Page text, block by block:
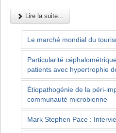
Lire la suite...
Le marché mondial du
Particularité
patients avec hypertrophie
Étiopathogénie de la péri-
communauté microbienne
Mark Stephen Pace :